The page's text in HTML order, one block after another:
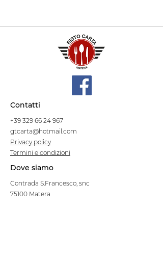
Contatti
+39 329 66 24 967
gtcarta@hotmail.com
Privacy policy
Termini e condizioni
Dove siamo
Contrada S.Francesco, snc
75100 Matera